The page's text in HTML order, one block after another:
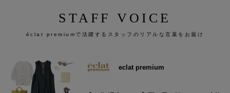
STAFF VOICE
éclat premiumで活躍するスタッフのリアルな言葉をお届け
eclat premium